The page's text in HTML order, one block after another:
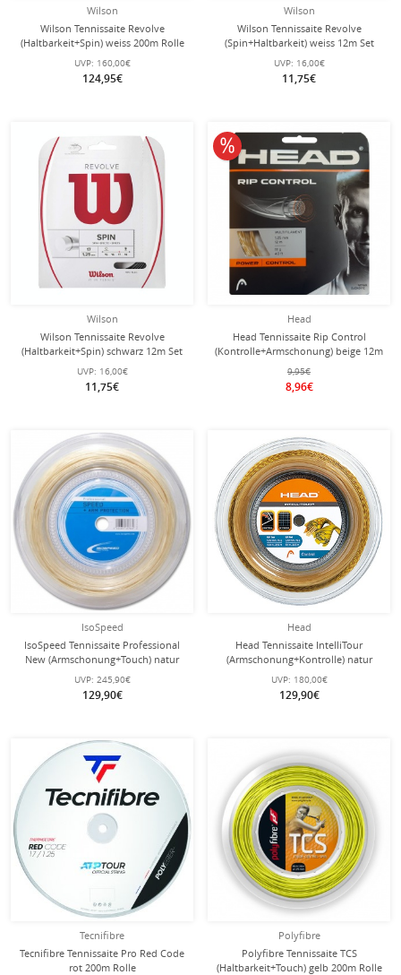
Wilson
Wilson Tennissaite Revolve
(Haltbarkeit+Spin) weiss 200m Rolle
UVP: 160,00€
124,95€
Wilson
Wilson Tennissaite Revolve
(Spin+Haltbarkeit) weiss 12m Set
UVP: 16,00€
11,75€
Wilson
Wilson Tennissaite Revolve
(Haltbarkeit+Spin) schwarz 12m Set
UVP: 16,00€
11,75€
Head
Head Tennissaite Rip Control
(Kontrolle+Armschonung) beige 12m
Set
9,95€
8,96€
10% reduziert
IsoSpeed
IsoSpeed Tennissaite Professional
New (Armschonung+Touch) natur
200m Rolle
UVP: 245,90€
129,90€
Head
Head Tennissaite IntelliTour
(Armschonung+Kontrolle) natur
200m Rolle
UVP: 180,00€
129,90€
Tecnifibre
Tecnifibre Tennissaite Pro Red Code
rot 200m Rolle
Polyfibre
Polyfibre Tennissaite TCS
(Haltbarkeit+Touch) gelb 200m Rolle